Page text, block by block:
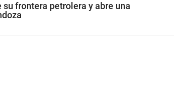
frontera petrolera y abre una